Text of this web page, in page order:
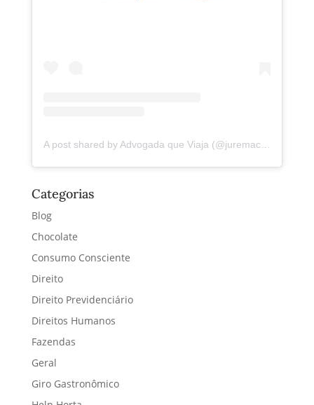
A post shared by Advogada que Viaja (@juremacintra)
Categorias
Blog
Chocolate
Consumo Consciente
Direito
Direito Previdenciário
Direitos Humanos
Fazendas
Geral
Giro Gastronômico